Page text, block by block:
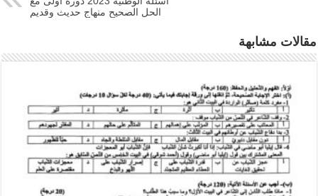
الحل الصحيح منهاج حديث وقديم
مقالات مشابهة